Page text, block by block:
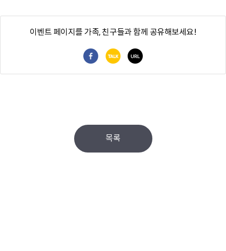
이벤트 페이지를 가족, 친구들과 함께 공유해보세요!
페이스북 공유카카오톡 공유
URL 복사
목록